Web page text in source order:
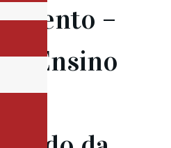
–
Ensino